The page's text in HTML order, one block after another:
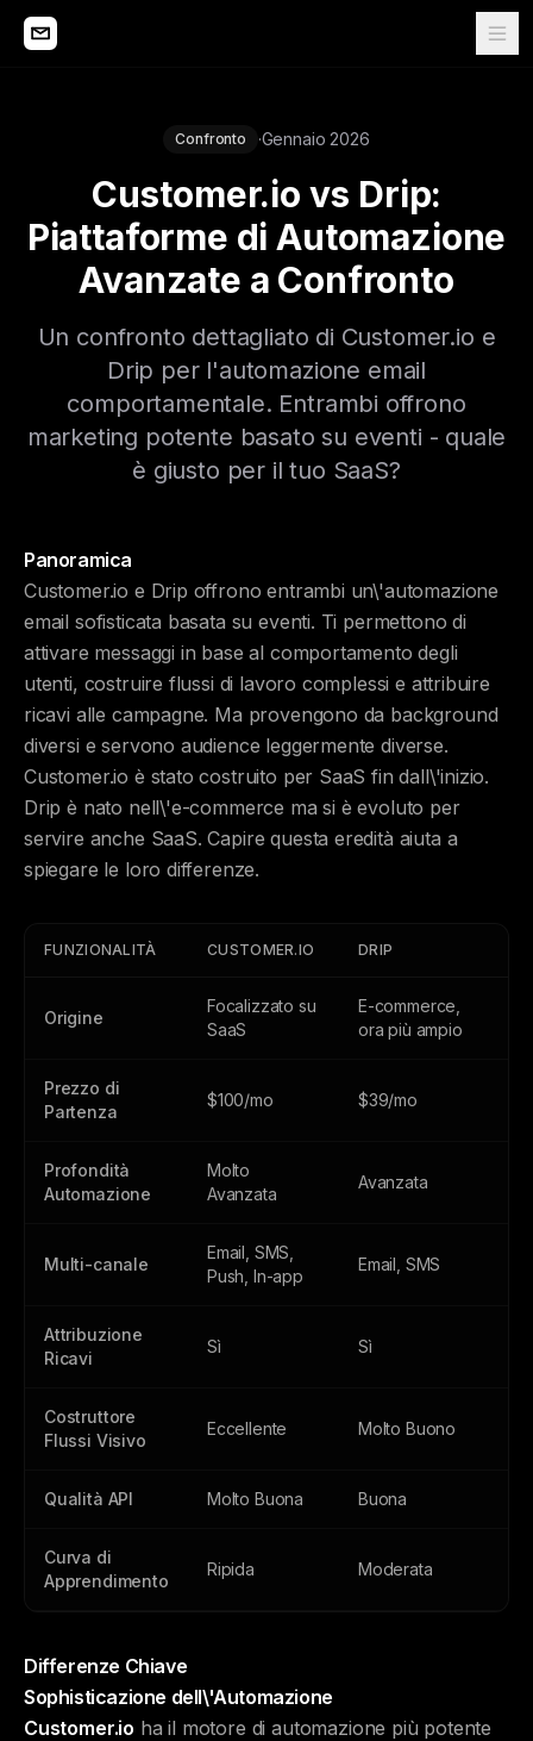
Confronto ·Gennaio 2026
Customer.io vs Drip:
Piattaforme di Automazione
Avanzate a Confronto
Un confronto dettagliato di Customer.io e
Drip per l'automazione email
comportamentale. Entrambi offrono
marketing potente basato su eventi - quale
è giusto per il tuo SaaS?
Panoramica
Customer.io e Drip offrono entrambi un\'automazione
email sofisticata basata su eventi. Ti permettono di
attivare messaggi in base al comportamento degli
utenti, costruire flussi di lavoro complessi e attribuire
ricavi alle campagne. Ma provengono da background
diversi e servono audience leggermente diverse.
Customer.io è stato costruito per SaaS fin dall\'inizio.
Drip è nato nell\'e-commerce ma si è evoluto per
servire anche SaaS. Capire questa eredità aiuta a
spiegare le loro differenze.
FUNZIONALITÀ CUSTOMER.IO DRIP
Origine
Focalizzato su
SaaS
E-commerce,
ora più ampio
Prezzo di
Partenza
$100/mo $39/mo
Profondità
Automazione
Molto
Avanzata
Avanzata
Multi-canale
Email, SMS,
Push, In-app
Email, SMS
Attribuzione
Ricavi
Sì Sì
Costruttore
Flussi Visivo
Eccellente Molto Buono
Qualità API Molto Buona Buona
Curva di
Apprendimento
Ripida Moderata
Differenze Chiave
Sophisticazione dell\'Automazione
Customer.io ha il motore di automazione più potente